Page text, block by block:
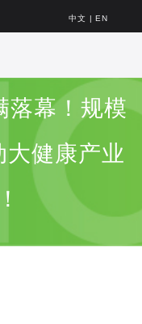
中文 | EN
落幕！规模
健康产业